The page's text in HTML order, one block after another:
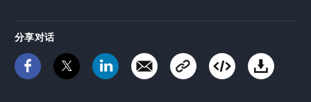
分享对话